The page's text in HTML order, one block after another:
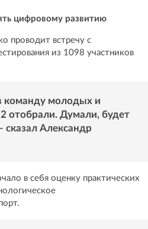
цифровому развитию
проводит встречу с
из 1098 участников
команду молодых и
отобрали. Думали, будет
Александр
в себя оценку практических